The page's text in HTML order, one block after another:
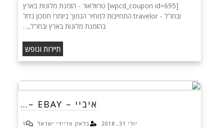
[wpcd_coupon id=695] טרוולאור - הזמנת מלונות בארץ
ובחו"ל - travelor התחייבות למחיר הנמוך ביותר! חסכון גדול
בהזמנת מלונות בארץ ובחו"ל,…
תיירות ונופש
איביי – EBAY –…
יולי 31, 2018 בלאק פריידי ישראל 1